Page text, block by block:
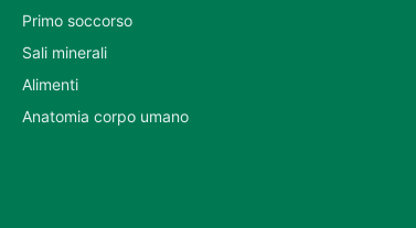
Primo soccorso
Sali minerali
Alimenti
Anatomia corpo umano